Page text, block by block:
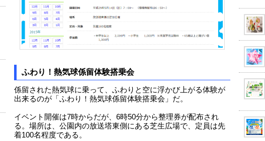
ふわり！熱気球係留体験搭乗会
係留された熱気球に乗って、ふわりと空に浮かび上がる体験が
出来るのが「ふわり！熱気球係留体験搭乗会」だ。
イベント開催は7時からだが、6時50分から整理券が配布され
る。場所は、公園内の放送塔東側にある芝生広場で、定員は先
着100名程度である。